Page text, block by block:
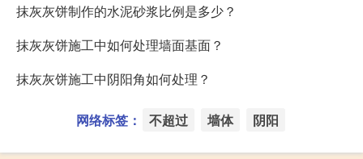
抹灰灰饼制作的水泥砂浆比例是多少？
抹灰灰饼施工中如何处理墙面基面？
抹灰灰饼施工中阴阳角如何处理？
网络标签： 不超过 墙体 阴阳